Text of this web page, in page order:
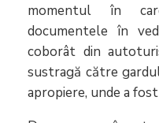
momentul în
documentele în
coborât din
sustragă către
apropiere, unde a